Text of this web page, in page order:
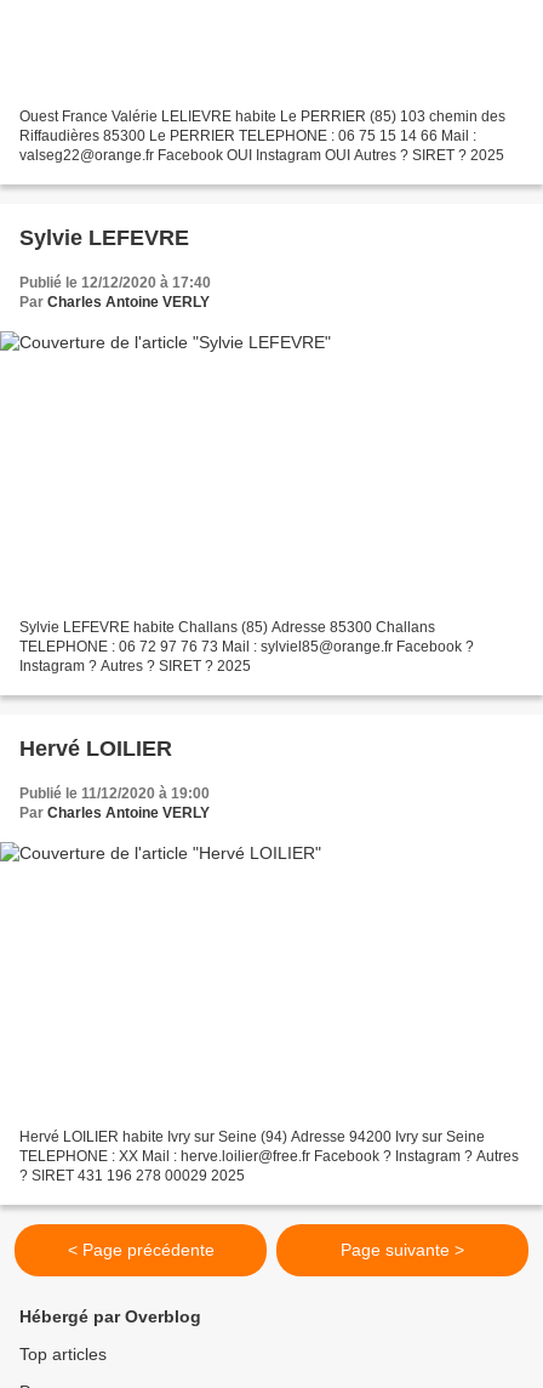
Ouest France Valérie LELIEVRE habite Le PERRIER (85) 103 chemin des
Riffaudières 85300 Le PERRIER TELEPHONE : 06 75 15 14 66 Mail :
valseg22@orange.fr Facebook OUI Instagram OUI Autres ? SIRET ? 2025
Sylvie LEFEVRE
Publié le 12/12/2020 à 17:40
Par Charles Antoine VERLY
Sylvie LEFEVRE habite Challans (85) Adresse 85300 Challans
TELEPHONE : 06 72 97 76 73 Mail : sylviel85@orange.fr Facebook ?
Instagram ? Autres ? SIRET ? 2025
Hervé LOILIER
Publié le 11/12/2020 à 19:00
Par Charles Antoine VERLY
Hervé LOILIER habite Ivry sur Seine (94) Adresse 94200 Ivry sur Seine
TELEPHONE : XX Mail : herve.loilier@free.fr Facebook ? Instagram ? Autres
? SIRET 431 196 278 00029 2025
< Page précédente Page suivante >
Hébergé par Overblog
Top articles